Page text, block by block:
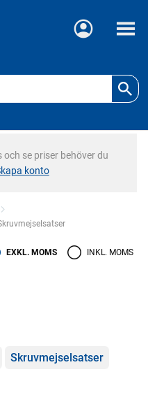
Meny
se priser behöver du
konto
EXKL. MOMS INKL. MOMS
Skruvmejselsatser